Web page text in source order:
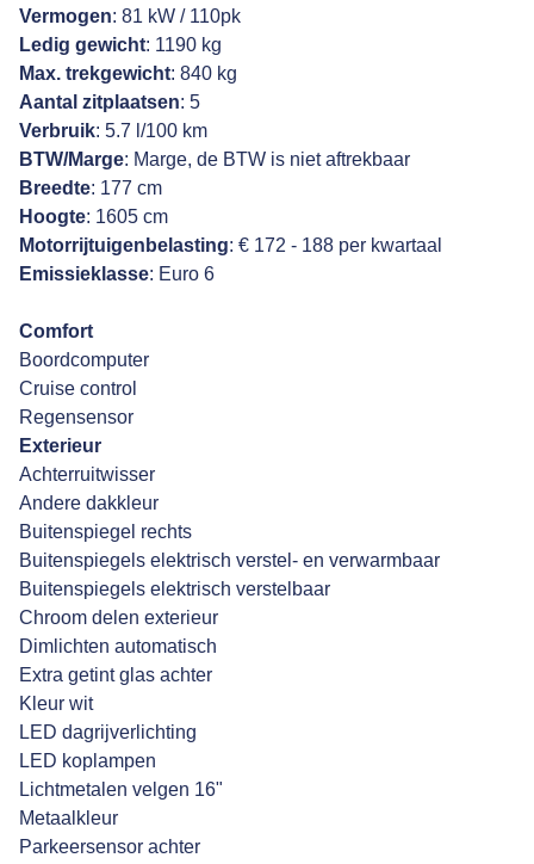
Vermogen: 81 kW / 110pk
Ledig gewicht: 1190 kg
Max. trekgewicht: 840 kg
Aantal zitplaatsen: 5
Verbruik: 5.7 l/100 km
BTW/Marge: Marge, de BTW is niet aftrekbaar
Breedte: 177 cm
Hoogte: 1605 cm
Motorrijtuigenbelasting: € 172 - 188 per kwartaal
Emissieklasse: Euro 6
Comfort
Boordcomputer
Cruise control
Regensensor
Exterieur
Achterruitwisser
Andere dakkleur
Buitenspiegel rechts
Buitenspiegels elektrisch verstel- en verwarmbaar
Buitenspiegels elektrisch verstelbaar
Chroom delen exterieur
Dimlichten automatisch
Extra getint glas achter
Kleur wit
LED dagrijverlichting
LED koplampen
Lichtmetalen velgen 16"
Metaalkleur
Parkeersensor achter